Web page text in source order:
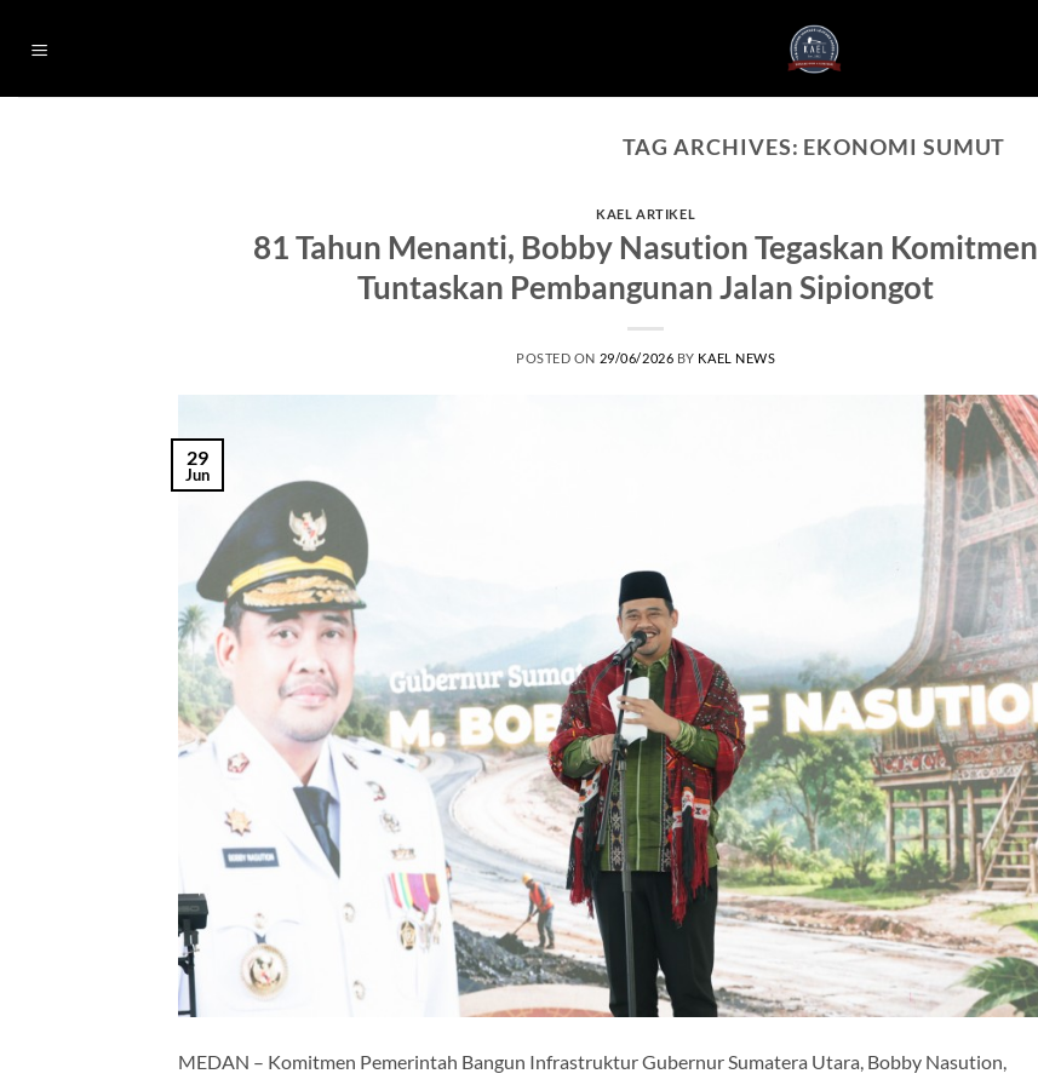
TAG ARCHIVES: EKONOMI SUMUT
KAEL ARTIKEL
81 Tahun Menanti, Bobby Nasution Tegaskan Komitmen
Tuntaskan Pembangunan Jalan Sipiongot
POSTED ON 29/06/2026 BY KAEL NEWS
29
Jun
MEDAN – Komitmen Pemerintah Bangun Infrastruktur Gubernur Sumatera Utara, Bobby Nasution,